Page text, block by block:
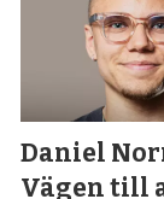
Daniel
Vägen till